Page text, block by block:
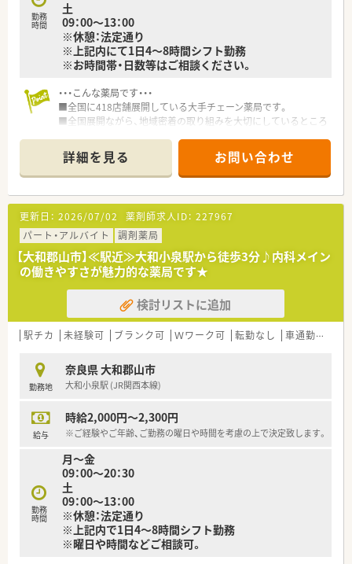
勤務
時間
土
09：00～13：00
※休憩：法定通り
※上記内にて1日4～8時間シフト勤務
※お時間帯・日数等はご相談ください。
・・・こんな薬局です・・・
■全国に418店舗展開している大手チェーン薬局です。
■全国展開ながら、地域密着の取り組みを大切にしているところ
■病院門前2割、クリニック門前/モールが8割の展開です！地域
の方やドクターとしっかりコミュニケーションを取りたい方に
もおすすめです。
■病態研修、医薬品研修、マナー・コミュニケーション研修など
のほか、認定薬剤師取得のための助成制度も設けています。
詳細を見る お問い合わせ
更新日： 2026/07/02 薬剤師求人ID： 227967
パート・アルバイト
調剤薬局
【大和郡山市】≪駅近≫大和小泉駅から徒歩3分♪内科メイン
の働きやすさが魅力的な薬局です★
検討リストに追加
駅チカ 未経験可 ブランク可 Ｗワーク可 転勤なし 車通勤可
勤務地
奈良県 大和郡山市
大和小泉駅 (JR関西本線)
給与
時給2,000円～2,300円
※ご経験やご年齢、ご勤務の曜日や時間を考慮の上で決定致します。
勤務
時間
月～金
09：00～20：30
土
09：00～13：00
※休憩：法定通り
※上記内で1日4～8時間シフト勤務
※曜日や時間などご相談可。